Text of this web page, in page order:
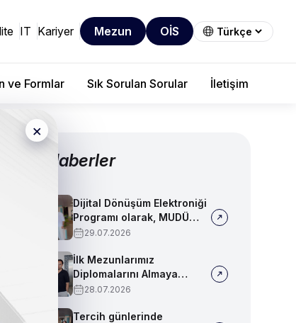
IT Kariyer Mezun OİS
ve Formlar Sık Sorulan Sorular İletişim
×
Diğer Haberler
Dijital Dönüşüm Elektroniği
Programı olarak, MUDÜ
Tercih Tanıtım Günleri'nde
29.07.2026
İlk Mezunlarımız
Diplomalarını Almaya
Başladı
28.07.2026
Tercih günlerinde